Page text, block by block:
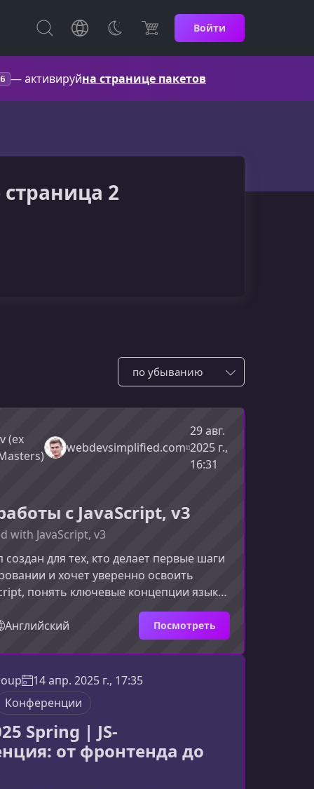
Войти
— активируйна странице пакетов
2
Сотировать по:
(ex
webdevsimplified.com
29 авг.
2025 г.,
16:31
с JavaScript, v3
with JavaScript, v3
для тех, кто делает первые шаги
и хочет уверенно освоить
понять ключевые концепции языка
свои первые интерактивные
чём этот воркшопКурс
на практическом понимании JavaScript,
сложных тем для новичков и
в реальных задачах. Вы будете не
синтаксис, но и учиться мыслить как
Английский Посмотреть
14 апр. 2025 г., 17:35
Конференции
Spring | JS-
от фронтенда до